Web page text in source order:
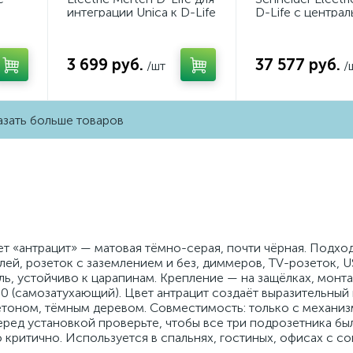
интеграции Unica к D-Life
3 699 руб. /шт
D-Life с
37 577 руб. /
больше товаров
«антрацит» — матовая тёмно-серая, почти чёрная.
розеток с заземлением и без, диммеров, TV-розеток,
устойчиво к царапинам. Крепление — на защёлках,
(самозатухающий). Цвет антрацит создаёт
тёмным деревом. Совместимость: только с
установкой проверьте, чтобы все три подрозетника
Используется в спальнях, гостиных, офисах с